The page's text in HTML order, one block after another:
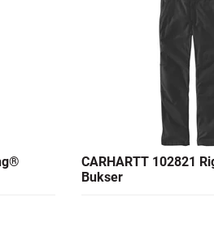
CARHARTT 102821
Bukser